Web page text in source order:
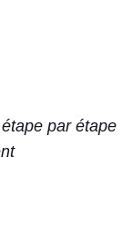
par étape